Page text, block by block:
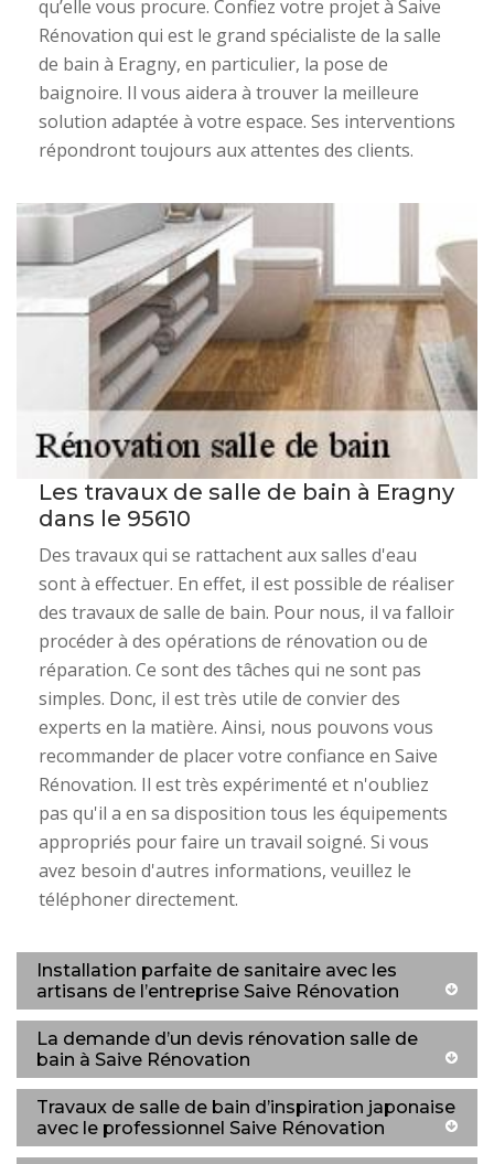
qu’elle vous procure. Confiez votre projet à Saive
Rénovation qui est le grand spécialiste de la salle
de bain à Eragny, en particulier, la pose de
baignoire. Il vous aidera à trouver la meilleure
solution adaptée à votre espace. Ses interventions
répondront toujours aux attentes des clients.
Les travaux de salle de bain à Eragny
dans le 95610
Des travaux qui se rattachent aux salles d'eau
sont à effectuer. En effet, il est possible de réaliser
des travaux de salle de bain. Pour nous, il va falloir
procéder à des opérations de rénovation ou de
réparation. Ce sont des tâches qui ne sont pas
simples. Donc, il est très utile de convier des
experts en la matière. Ainsi, nous pouvons vous
recommander de placer votre confiance en Saive
Rénovation. Il est très expérimenté et n'oubliez
pas qu'il a en sa disposition tous les équipements
appropriés pour faire un travail soigné. Si vous
avez besoin d'autres informations, veuillez le
téléphoner directement.
Installation parfaite de sanitaire avec les
artisans de l’entreprise Saive Rénovation
La demande d’un devis rénovation salle de
bain à Saive Rénovation
Travaux de salle de bain d’inspiration japonaise
avec le professionnel Saive Rénovation